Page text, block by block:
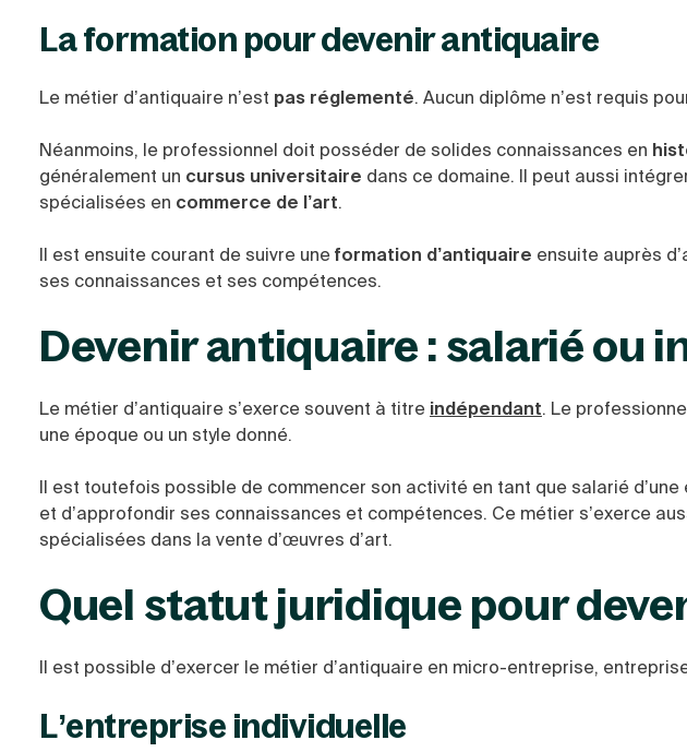
La formation pour devenir antiquaire
Le métier d’antiquaire n’est pas réglementé. Aucun diplôme n’est requis
Néanmoins, le professionnel doit posséder de solides connaissances en
généralement un cursus universitaire dans ce domaine. Il peut aussi
spécialisées en commerce de l’art.
Il est ensuite courant de suivre uneformation d’antiquaire ensuite auprès
ses connaissances et ses compétences.
Devenir antiquaire : salarié ou
Le métier d’antiquaire s’exerce souvent à titre indépendant. Le
une époque ou un style donné.
Il est toutefois possible de commencer son activité en tant que salarié
et d’approfondir ses connaissances et compétences. Ce métier s’exerce
spécialisées dans la vente d’œuvres d’art.
Quel statut juridique pour
Il est possible d’exercer le métier d’antiquaire en micro-entreprise,
L’entreprise individuelle